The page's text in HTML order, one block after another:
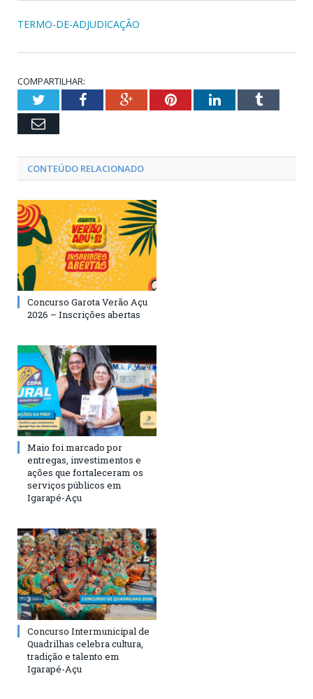
TERMO-DE-ADJUDICAÇÃO
COMPARTILHAR:
TwitterFacebookGoogle+PinterestLinkedInTumblr
Email
CONTEÚDO RELACIONADO
Concurso Garota Verão Açu
2026 – Inscrições abertas
Maio foi marcado por
entregas, investimentos e
ações que fortaleceram os
serviços públicos em
Igarapé-Açu
Concurso Intermunicipal de
Quadrilhas celebra cultura,
tradição e talento em
Igarapé-Açu